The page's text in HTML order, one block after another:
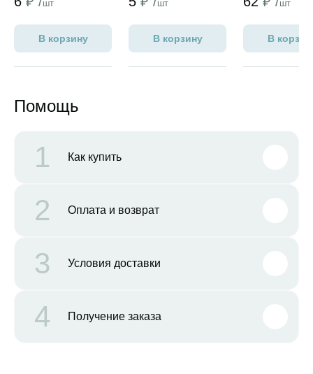
шт
В корзину
шт
В корзину
шт
В
Помощь
1 Как купить
2 Оплата и возврат
3 Условия доставки
4 Получение заказа